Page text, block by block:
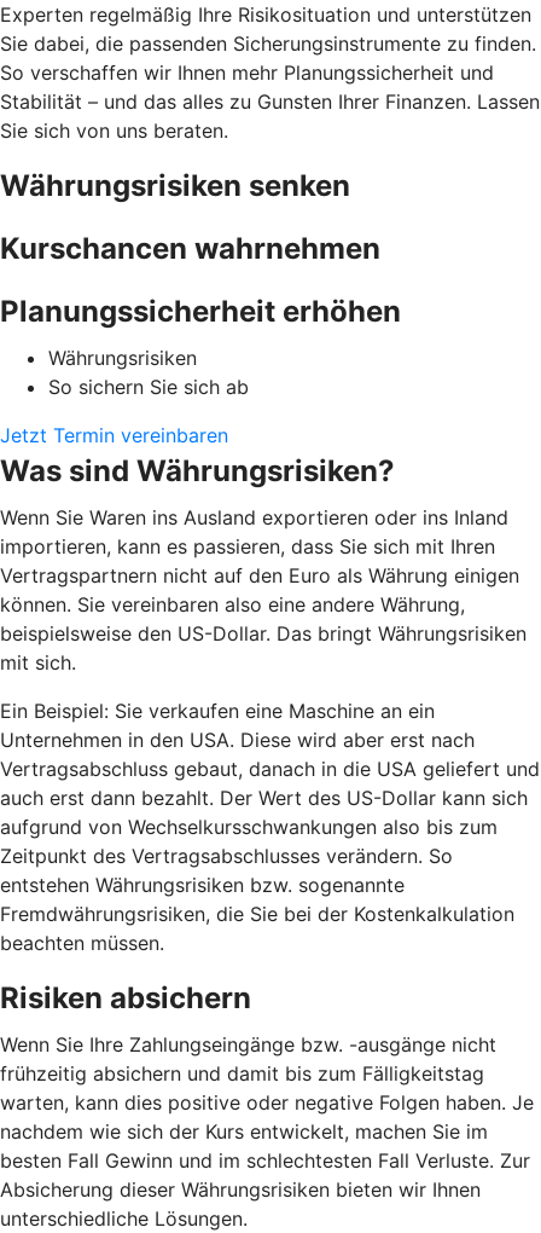
Experten regelmäßig Ihre Risikosituation und unterstützen
Sie dabei, die passenden Sicherungsinstrumente zu finden.
So verschaffen wir Ihnen mehr Planungssicherheit und
Stabilität – und das alles zu Gunsten Ihrer Finanzen. Lassen
Sie sich von uns beraten.
Währungsrisiken senken
Kurschancen wahrnehmen
Planungssicherheit erhöhen
Währungsrisiken
So sichern Sie sich ab
Jetzt Termin vereinbaren
Was sind Währungsrisiken?
Wenn Sie Waren ins Ausland exportieren oder ins Inland
importieren, kann es passieren, dass Sie sich mit Ihren
Vertragspartnern nicht auf den Euro als Währung einigen
können. Sie vereinbaren also eine andere Währung,
beispielsweise den US-Dollar. Das bringt Währungsrisiken
mit sich.
Ein Beispiel: Sie verkaufen eine Maschine an ein
Unternehmen in den USA. Diese wird aber erst nach
Vertragsabschluss gebaut, danach in die USA geliefert und
auch erst dann bezahlt. Der Wert des US-Dollar kann sich
aufgrund von Wechselkursschwankungen also bis zum
Zeitpunkt des Vertragsabschlusses verändern. So
entstehen Währungsrisiken bzw. sogenannte
Fremdwährungsrisiken, die Sie bei der Kostenkalkulation
beachten müssen.
Risiken absichern
Wenn Sie Ihre Zahlungseingänge bzw. -ausgänge nicht
frühzeitig absichern und damit bis zum Fälligkeitstag
warten, kann dies positive oder negative Folgen haben. Je
nachdem wie sich der Kurs entwickelt, machen Sie im
besten Fall Gewinn und im schlechtesten Fall Verluste. Zur
Absicherung dieser Währungsrisiken bieten wir Ihnen
unterschiedliche Lösungen.